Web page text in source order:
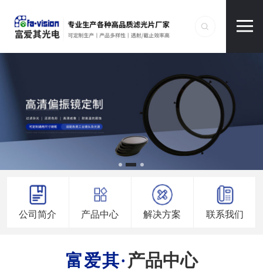
公司简介 产品中心 解决方案 联系我们
产品中心